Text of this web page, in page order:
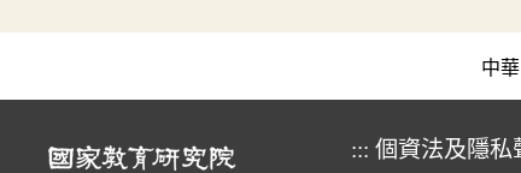
中
::: 個資法及隱私